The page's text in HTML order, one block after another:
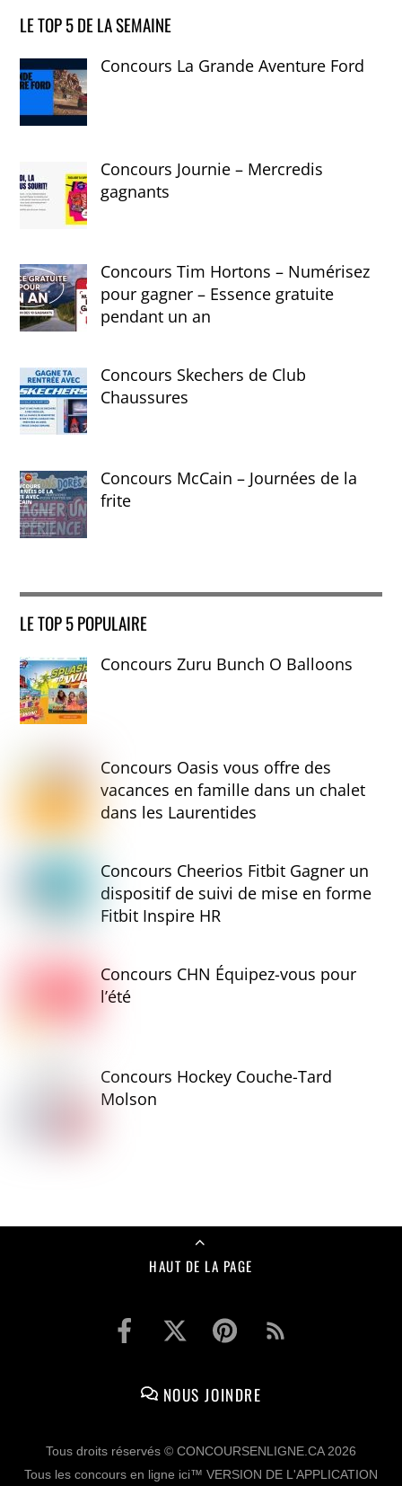
LE TOP 5 DE LA SEMAINE
Concours La Grande Aventure Ford
Concours Journie – Mercredis
gagnants
Concours Tim Hortons – Numérisez
pour gagner – Essence gratuite
pendant un an
Concours Skechers de Club
Chaussures
Concours McCain – Journées de la
frite
LE TOP 5 POPULAIRE
Concours Zuru Bunch O Balloons
Concours Oasis vous offre des
vacances en famille dans un chalet
dans les Laurentides
Concours Cheerios Fitbit Gagner un
dispositif de suivi de mise en forme
Fitbit Inspire HR
Concours CHN Équipez-vous pour
l’été
Concours Hockey Couche-Tard
Molson
HAUT DE LA PAGE
NOUS JOINDRE
Tous droits réservés © CONCOURSENLIGNE.CA 2026
Tous les concours en ligne ici™ VERSION DE L'APPLICATION